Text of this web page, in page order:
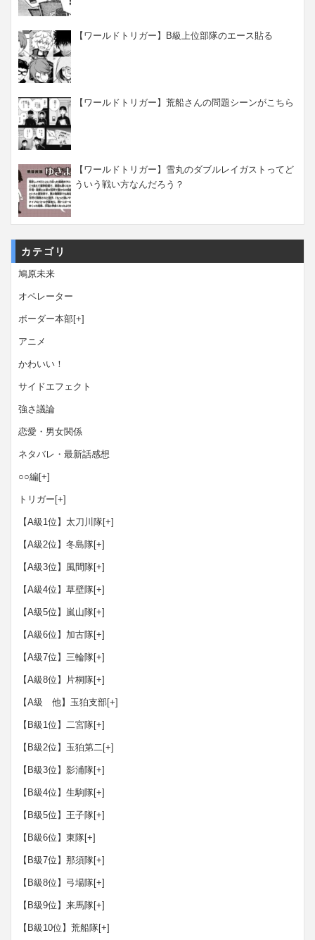
【ワールドトリガー】B級上位部隊のエース貼る
【ワールドトリガー】荒船さんの問題シーンがこちら
【ワールドトリガー】雪丸のダブルレイガストってど
ういう戦い方なんだろう？
カテゴリ
鳩原未来
オペレーター
ボーダー本部[+]
アニメ
かわいい！
サイドエフェクト
強さ議論
恋愛・男女関係
ネタバレ・最新話感想
○○編[+]
トリガー[+]
【A級1位】太刀川隊[+]
【A級2位】冬島隊[+]
【A級3位】風間隊[+]
【A級4位】草壁隊[+]
【A級5位】嵐山隊[+]
【A級6位】加古隊[+]
【A級7位】三輪隊[+]
【A級8位】片桐隊[+]
【A級 他】玉狛支部[+]
【B級1位】二宮隊[+]
【B級2位】玉狛第二 [+]
【B級3位】影浦隊[+]
【B級4位】生駒隊[+]
【B級5位】王子隊[+]
【B級6位】東隊[+]
【B級7位】那須隊[+]
【B級8位】弓場隊[+]
【B級9位】来馬隊[+]
【B級10位】荒船隊[+]